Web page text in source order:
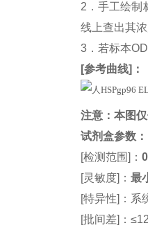
2．手工绘制
线上查出其
3．若标本
[参考曲线]：
注意：本图
试剂盒参数 ：
[检测范围]：
[灵敏度]：最
[特异性]：系
[批间差]：